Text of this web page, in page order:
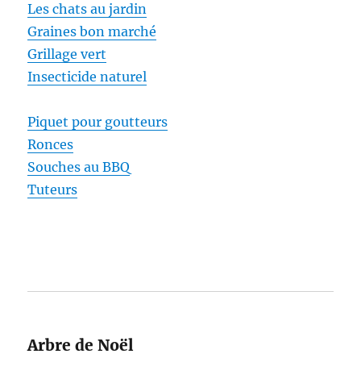
Les chats au jardin
Graines bon marché
Grillage vert
Insecticide naturel
Piquet pour goutteurs
Ronces
Souches au BBQ
Tuteurs
Arbre de Noël